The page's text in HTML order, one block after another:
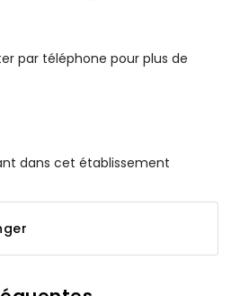
par téléphone pour plus de
dans cet établissement